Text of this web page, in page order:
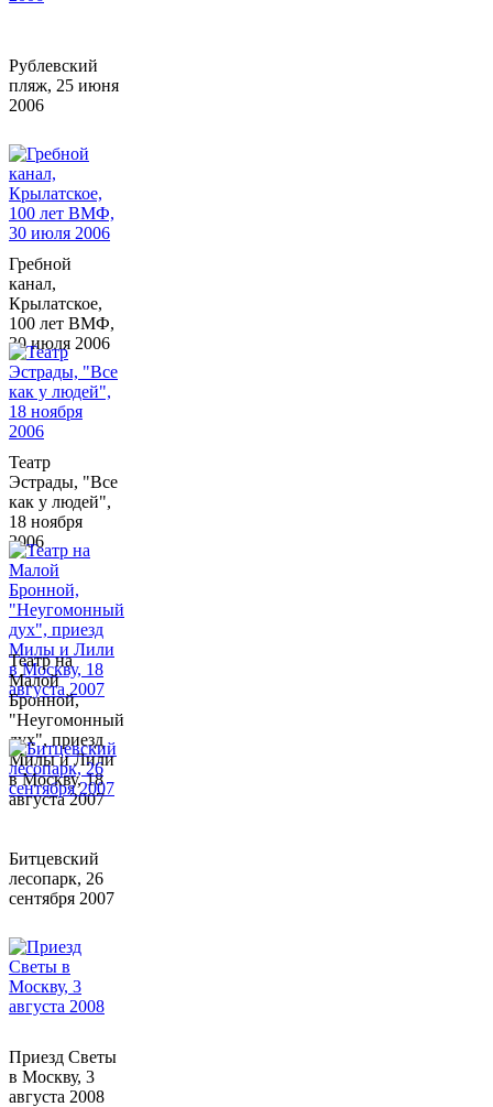
Рублевский
пляж, 25 июня
2006
Гребной
канал,
Крылатское,
100 лет ВМФ,
30 июля 2006
Театр
Эстрады, "Все
как у людей",
18 ноября
2006
Театр на
Малой
Бронной,
"Неугомонный
дух", приезд
Милы и Лили
в Москву, 18
августа 2007
Битцевский
лесопарк, 26
сентября 2007
Приезд Светы
в Москву, 3
августа 2008